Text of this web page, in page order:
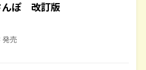
んぽ 改訂版
発売